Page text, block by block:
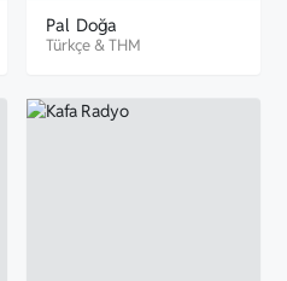
Pal Doğa
Türkçe&THM